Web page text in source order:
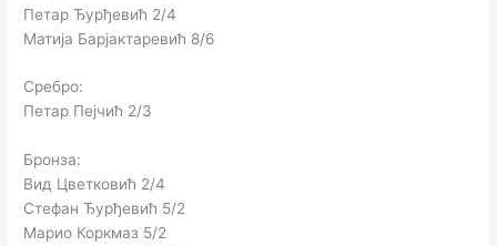
Петар Ђурђевић 2/4
Матија Барјактаревић 8/6
Сребро:
Петар Пејчић 2/3
Бронза:
Вид Цветковић 2/4
Стефан Ђурђевић 5/2
Марио Коркмаз 5/2